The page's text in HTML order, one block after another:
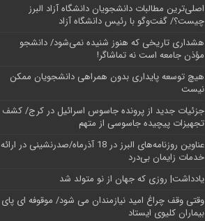
اصلی‌ترین مطالبات دانشجویان دانشگاه آزاد البرز
چیست؟/ گفت‌وگو با رئیس دانشگاه آز‌اد
هشداری تاریخی که هنوز شنیده نمی‌شود/ دانشجو
مؤذن جامعه است نه تماشاگر!
هیچ توسعه پایداری بدون همراهی دانشجویان ممکن
نیست
جزئیات جدید از پرونده جاسوس اسرائیل در کرج/‌ کشف
تجهیزات پیچیده جاسوسی از متهم
عناوین روزنامه‌های البرز در ‌18 آذرماه/صدرنشینی در ارائه
خدمات زایمان بی‌درد
یادداشت| روزی که جهان از نو متولد شد
وقتی وقف چراغ امید نیازمندان می شود/ موقوفه ای پای
بیماران کلیوی ایستاد